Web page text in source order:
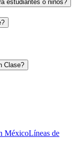
estudiantes o niños?
Clase?
MéxicoLíneas de